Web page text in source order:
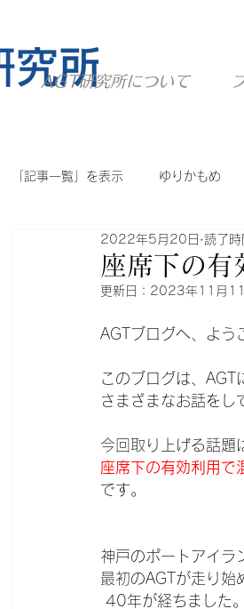
AGT研究所について
「記事一覧」を表示 ゆりかもめ
ニュートラム ユーカリが丘線
座席下の有
2022年5月20日 読了
更新日： 2023年11月11
AGTブログへ、よう
このブログは、AGT
さまざまなお話をし
今回取り上げる話題
座席下の有効利用で
です。
神戸のポートアイラ
最初のAGTが走り始
40年が経ちました。